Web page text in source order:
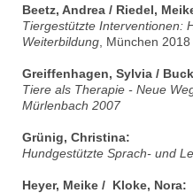
Beetz, Andrea / Riedel,
Tiergestützte Interventionen:
Weiterbildung , München 2018
Greiffenhagen, Sylvia /
Tiere als Therapie - Neue
Mürlenbach 2007
Grünig, Christina:
Hundgestützte Sprach- und
Heyer, Meike / Kloke, Nora: